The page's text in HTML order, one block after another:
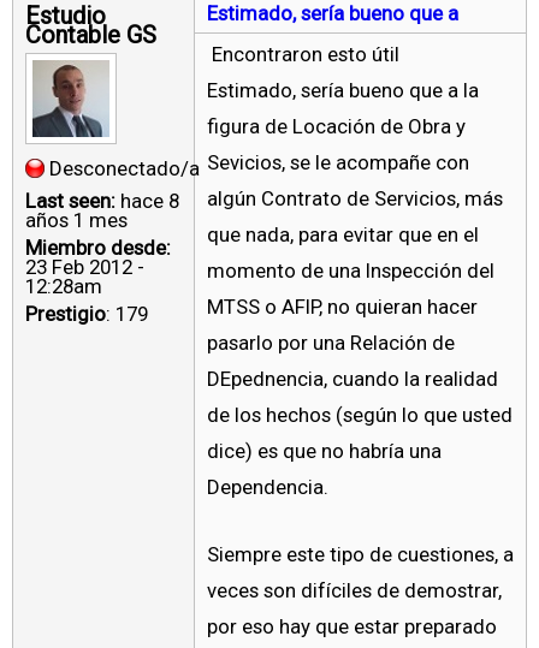
Estudio
Contable GS
Desconectado/a
Last seen: hace 8
años 1 mes
Miembro desde:
23 Feb 2012 -
12:28am
Prestigio: 179
Estimado, sería bueno que a
Encontraron esto útil
Estimado, sería bueno que a la
figura de Locación de Obra y
Sevicios, se le acompañe con
algún Contrato de Servicios, más
que nada, para evitar que en el
momento de una Inspección del
MTSS o AFIP, no quieran hacer
pasarlo por una Relación de
DEpednencia, cuando la realidad
de los hechos (según lo que usted
dice) es que no habría una
Dependencia.
Siempre este tipo de cuestiones, a
veces son difíciles de demostrar,
por eso hay que estar preparado